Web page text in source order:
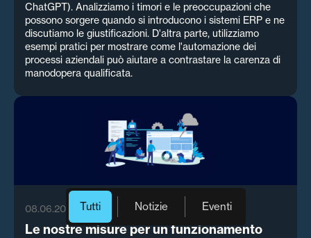
Tutti Notizie Eventi
ChatGPT). Analizziamo i timori e le preoccupazioni che
possono sorgere quando si introducono i sistemi ERP e ne
discutiamo le giustificazioni. D'altra parte, utilizziamo
esempi pratici per mostrare come l'automazione dei
processi aziendali può aiutare a contrastare la carenza di
manodopera qualificata.
08.06.2023
Le nostre misure per un funzionamento